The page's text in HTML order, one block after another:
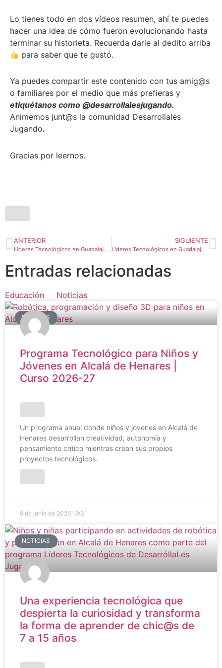
Lo tienes todo en dos vídeos resumen, ahí te puedes
hacer una idea de cómo fueron evolucionando hasta
terminar su historieta. Recuerda darle al dedito arriba
para saber que te gustó.
Ya puedes compartir este contenido con tus amig@s
o familiares por el medio que más prefieras y
etiquétanos como @desarrollalesjugando.
Animemos junt@s la comunidad Desarrollales
Jugando.
Gracias por leernos.
ANTERIOR
Líderes Tecnológicos en Guadalajara – Nivel 3. Diferencia Booleana
SIGUIENTE
Líderes Tecnológicos en Guadalajara – Nivel 3. Soldadura y montaje
Entradas relacionadas
Educación Noticias
NOTICIAS
Programa Tecnológico para Niños y
Jóvenes en Alcalá de Henares |
Curso 2026-27
Un programa anual donde niños y jóvenes en Alcalá de
Henares desarrollan creatividad, autonomía y
pensamiento crítico mientras crean sus propios
proyectos tecnológicos.
9 de junio de 2026 19:31
NOTICIAS
Una experiencia tecnológica que
despierta la curiosidad y transforma
la forma de aprender de chic@s de
7 a 15 años